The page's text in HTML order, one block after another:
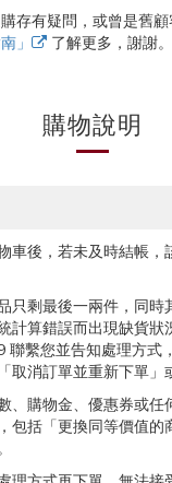
存有疑問，或曾是舊顧
」 了解更多，謝謝。
購物說明
車後，若未及時結帳，
只剩最後一兩件，同時
計算錯誤而出現缺貨狀
聯繫您並告知處理方式
取消訂單並重新下單」
、購物金、優惠券或任
包括「更換同等價值的